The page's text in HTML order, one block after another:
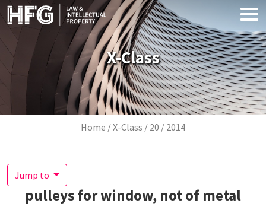
Skip to main content
X-Class
Breadcrumb
Home X-Class 20 2014
Jump to
pulleys for window, not of metal